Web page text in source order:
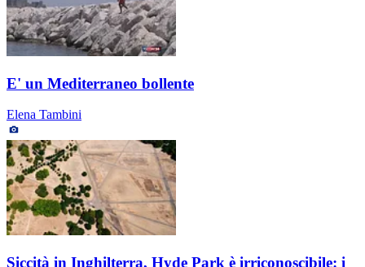
E' un Mediterraneo bollente
Elena Tambini
Siccità in Inghilterra, Hyde Park è irriconoscibile: i